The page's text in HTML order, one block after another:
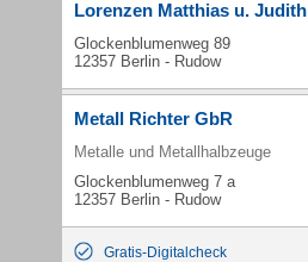
Lorenzen Matthias u. Judith
Glockenblumenweg 89
12357 Berlin - Rudow
Metall Richter GbR
Metalle und Metallhalbzeuge
Glockenblumenweg 7 a
12357 Berlin - Rudow
Gratis-Digitalcheck